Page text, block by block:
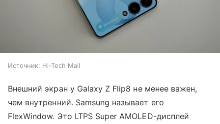
Источник: Hi-Tech Mail
Внешний экран у Galaxy Z Flip8 не менее важен,
чем внутренний. Samsung называет его
FlexWindow. Это LTPS Super AMOLED-дисплей